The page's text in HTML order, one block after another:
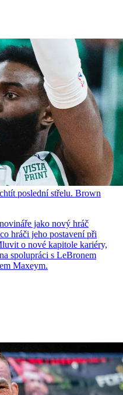
poslední střelu. Brown
jako nový hráč
hráči jeho postavení při
o nové kapitole kariéry,
spolupráci s LeBronem
Maxeym.